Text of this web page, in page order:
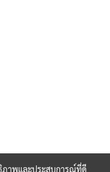
ภาพและประสบการณ์ที่ดี